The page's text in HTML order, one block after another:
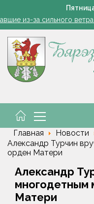
возмутился
из-за сильного
Лукашенко: я борюсь
маршруты,
возмутился
Главная Новости
Александр Турчин
орден Матери
Александр
многодетным
Матери